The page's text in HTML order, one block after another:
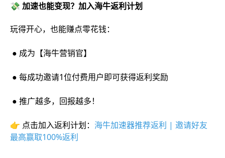
💸 加速也能变现？加入海牛返利计划
玩得开心，也能赚点零花钱：
● 成为【海牛营销官】
● 每成功邀请1位付费用户即可获得返利奖励
● 推广越多，回报越多！
👉 点击加入返利计划： 海牛加速器推荐返利 | 邀请好友
最高赢取100%返利